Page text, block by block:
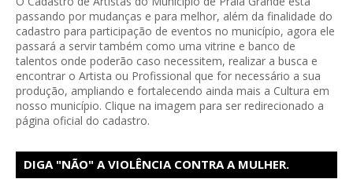
passando por mudanças e para melhor, além da finalidade do
cadastro para participação de eventos no município, agora ele
passará a servir também como uma vitrine e banco de
talentos onde poderão caso necessitem, realizar a busca e
encontrar o Artista ou Profissional que for necessário a sua
produção, ampliando e fortalecendo ainda mais a Cultura em
nosso município. Clique na imagem para ser redirecionado a
página oficial do cadastro.
DIGA "NÃO" A VIOLÊNCIA CONTRA A MULHER.